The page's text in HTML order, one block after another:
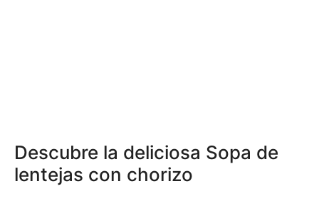
Descubre la deliciosa Sopa de
lentejas con chorizo